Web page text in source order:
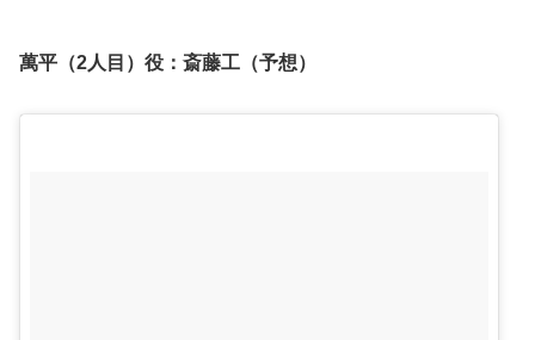
萬平（2人目）役：斎藤工（予想）